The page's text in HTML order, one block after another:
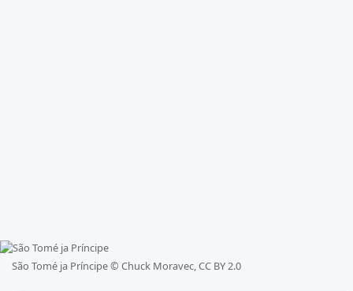
São Tomé ja Príncipe © Chuck Moravec, CC BY 2.0